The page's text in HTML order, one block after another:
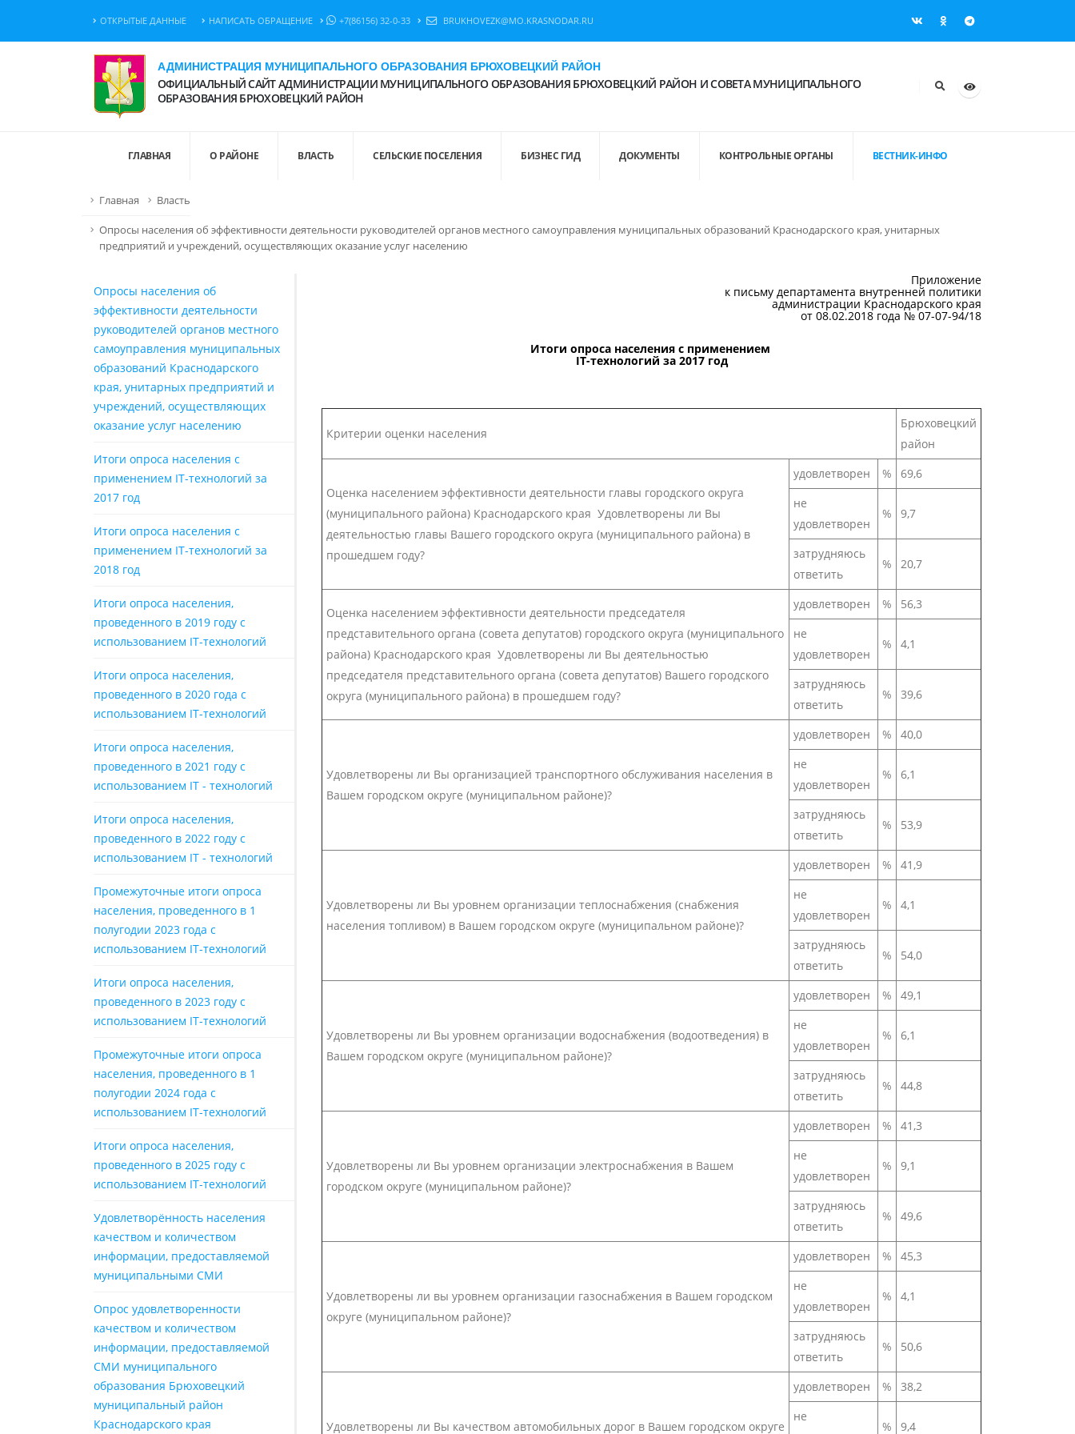
ОТКРЫТЫЕ ДАННЫЕ НАПИСАТЬ ОБРАЩЕНИЕ +7(86156) 32-0-33 BRUKHOVEZK@MO.KRASNODAR.RU
АДМИНИСТРАЦИЯ МУНИЦИПАЛЬНОГО ОБРАЗОВАНИЯ БРЮХОВЕЦКИЙ РАЙОН
ОФИЦИАЛЬНЫЙ САЙТ АДМИНИСТРАЦИИ МУНИЦИПАЛЬНОГО ОБРАЗОВАНИЯ БРЮХОВЕЦКИЙ РАЙОН И СОВЕТА МУНИЦИПАЛЬНОГО
ОБРАЗОВАНИЯ БРЮХОВЕЦКИЙ РАЙОН
ГЛАВНАЯ О РАЙОНЕ ВЛАСТЬ СЕЛЬСКИЕ ПОСЕЛЕНИЯ БИЗНЕС ГИД ДОКУМЕНТЫ КОНТРОЛЬНЫЕ ОРГАНЫ ВЕСТНИК-ИНФО
Главная Власть
Опросы населения об эффективности деятельности руководителей органов местного самоуправления муниципальных образований Краснодарского края, унитарных
предприятий и учреждений, осуществляющих оказание услуг населению
Опросы населения об
эффективности деятельности
руководителей органов местного
самоуправления муниципальных
образований Краснодарского
края, унитарных предприятий и
учреждений, осуществляющих
оказание услуг населению
Итоги опроса населения с
применением IT-технологий за
2017 год
Итоги опроса населения с
применением IT-технологий за
2018 год
Итоги опроса населения,
проведенного в 2019 году с
использованием IT-технологий
Итоги опроса населения,
проведенного в 2020 года с
использованием IT-технологий
Итоги опроса населения,
проведенного в 2021 году с
использованием IT - технологий
Итоги опроса населения,
проведенного в 2022 году с
использованием IT - технологий
Промежуточные итоги опроса
населения, проведенного в 1
полугодии 2023 года с
использованием IT-технологий
Итоги опроса населения,
проведенного в 2023 году с
использованием IT-технологий
Промежуточные итоги опроса
населения, проведенного в 1
полугодии 2024 года с
использованием IT-технологий
Итоги опроса населения,
проведенного в 2025 году с
использованием IT-технологий
Удовлетворённость населения
качеством и количеством
информации, предоставляемой
муниципальными СМИ
Опрос удовлетворенности
качеством и количеством
информации, предоставляемой
СМИ муниципального
образования Брюховецкий
муниципальный район
Краснодарского края
Приложение
к письму департамента внутренней политики
администрации Краснодарского края
от 08.02.2018 года № 07-07-94/18
Итоги опроса населения с применением
IT-технологий за 2017 год
Критерии оценки населения
Брюховецкий
район
Оценка населением эффективности деятельности главы городского округа
(муниципального района) Краснодарского края Удовлетворены ли Вы
деятельностью главы Вашего городского округа (муниципального района) в
прошедшем году?
удовлетворен %
69,6
не
удовлетворен
% 9,7
затрудняюсь
ответить
% 20,7
Оценка населением эффективности деятельности председателя
представительного органа (совета депутатов) городского округа (муниципального
района) Краснодарского края Удовлетворены ли Вы деятельностью
председателя представительного органа (совета депутатов) Вашего городского
округа (муниципального района) в прошедшем году?
удовлетворен %
56,3
не
удовлетворен
% 4,1
затрудняюсь
ответить
% 39,6
Удовлетворены ли Вы организацией транспортного обслуживания населения в
Вашем городском округе (муниципальном районе)?
удовлетворен %
40,0
не
удовлетворен
% 6,1
затрудняюсь
ответить
% 53,9
Удовлетворены ли Вы уровнем организации теплоснабжения (снабжения
населения топливом) в Вашем городском округе (муниципальном районе)?
удовлетворен %
41,9
не
удовлетворен
% 4,1
затрудняюсь
ответить
% 54,0
Удовлетворены ли Вы уровнем организации водоснабжения (водоотведения) в
Вашем городском округе (муниципальном районе)?
удовлетворен %
49,1
не
удовлетворен
% 6,1
затрудняюсь
ответить
% 44,8
Удовлетворены ли Вы уровнем организации электроснабжения в Вашем
городском округе (муниципальном районе)?
удовлетворен %
41,3
не
удовлетворен
% 9,1
затрудняюсь
ответить
% 49,6
Удовлетворены ли вы уровнем организации газоснабжения в Вашем городском
округе (муниципальном районе)?
удовлетворен %
45,3
не
удовлетворен
% 4,1
затрудняюсь
ответить
% 50,6
Удовлетворены ли Вы качеством автомобильных дорог в Вашем городском округе
удовлетворен %
38,2
не
% 9,4